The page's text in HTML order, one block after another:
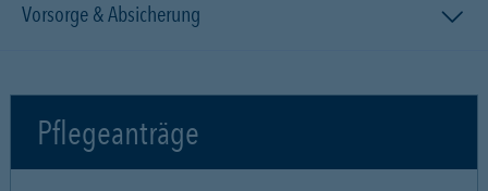
Vorsorge & Absicherung
Pflegeanträge